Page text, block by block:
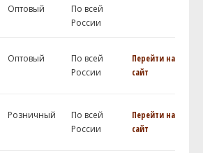
Оптовый
По всей
России
Оптовый
По всей
России
Перейти на
сайт
Розничный
По всей
России
Перейти на
сайт